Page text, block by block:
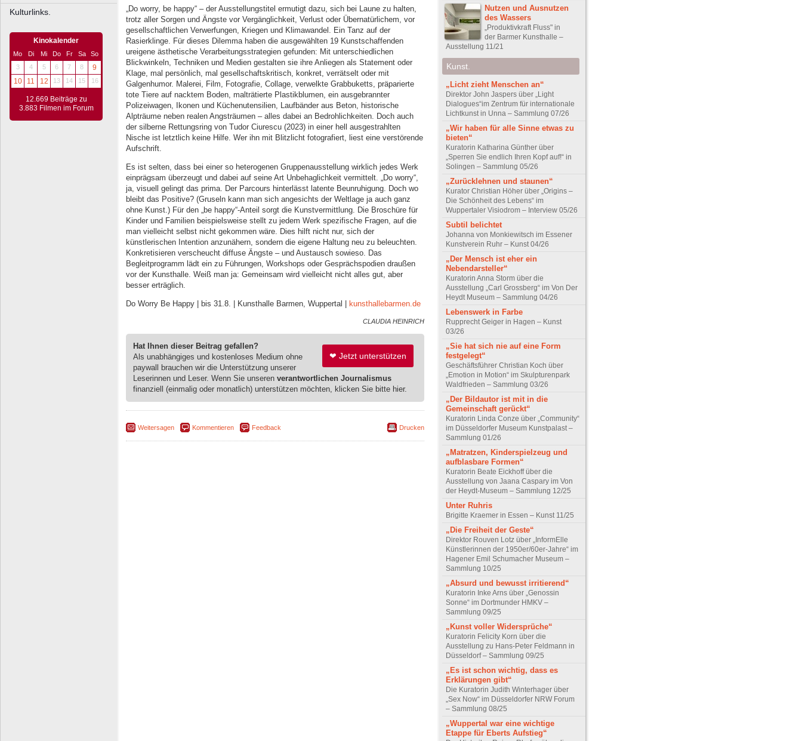
Kulturlinks.
Kinokalender
Mo Di Mi Do Fr Sa
So
3
4 5 6 7 8
9
10
11 12 13 14 15 16
12.669 Beiträge zu
3.883 Filmen im Forum
„Do worry, be happy“ – der Ausstellungstitel ermutigt dazu, sich bei Laune zu halten,
trotz aller Sorgen und Ängste vor Vergänglichkeit, Verlust oder Übernatürlichem, vor
gesellschaftlichen Verwerfungen, Kriegen und Klimawandel. Ein Tanz auf der
Rasierklinge. Für dieses Dilemma haben die ausgewählten 19 Kunstschaffenden
ureigene ästhetische Verarbeitungsstrategien gefunden: Mit unterschiedlichen
Blickwinkeln, Techniken und Medien gestalten sie ihre Anliegen als Statement oder
Klage, mal persönlich, mal gesellschaftskritisch, konkret, verrätselt oder mit
Galgenhumor. Malerei, Film, Fotografie, Collage, verwelkte Grabbuketts, präparierte
tote Tiere auf nacktem Boden, malträtierte Plastikblumen, ein ausgebrannter
Polizeiwagen, Ikonen und Küchenutensilien, Laufbänder aus Beton, historische
Alpträume neben realen Angsträumen – alles dabei an Bedrohlichkeiten. Doch auch
der silberne Rettungsring von Tudor Ciurescu (2023) in einer hell ausgestrahlten
Nische ist letztlich keine Hilfe. Wer ihn mit Blitzlicht fotografiert, liest eine verstörende
Aufschrift.
Es ist selten, dass bei einer so heterogenen Gruppenausstellung wirklich jedes Werk
einprägsam überzeugt und dabei auf seine Art Unbehaglichkeit vermittelt. „Do worry“,
ja, visuell gelingt das prima. Der Parcours hinterlässt latente Beunruhigung. Doch wo
bleibt das Positive? (Gruseln kann man sich angesichts der Weltlage ja auch ganz
ohne Kunst.) Für den „be happy“-Anteil sorgt die Kunstvermittlung. Die Broschüre für
Kinder und Familien beispielsweise stellt zu jedem Werk spezifische Fragen, auf die
man vielleicht selbst nicht gekommen wäre. Dies hilft nicht nur, sich der
künstlerischen Intention anzunähern, sondern die eigene Haltung neu zu beleuchten.
Konkretisieren verscheucht diffuse Ängste – und Austausch sowieso. Das
Begleitprogramm lädt ein zu Führungen, Workshops oder Gesprächspodien draußen
vor der Kunsthalle. Weiß man ja: Gemeinsam wird vielleicht nicht alles gut, aber
besser erträglich.
Do Worry Be Happy | bis 31.8. | Kunsthalle Barmen, Wuppertal | kunsthallebarmen.de
CLAUDIA HEINRICH
❤ Jetzt unterstützen
Hat Ihnen dieser Beitrag gefallen?
Als unabhängiges und kostenloses Medium ohne
paywall brauchen wir die Unterstützung unserer
Leserinnen und Leser. Wenn Sie unseren verantwortlichen Journalismus
finanziell (einmalig oder monatlich) unterstützen möchten, klicken Sie bitte hier.
Weitersagen Kommentieren Feedback Drucken
Nutzen und Ausnutzen
des Wassers
„Produktivkraft Fluss" in
der Barmer Kunsthalle –
Ausstellung 11/21
Kunst.
„Licht zieht Menschen an“
Direktor John Jaspers über „Light
Dialogues“im Zentrum für internationale
Lichtkunst in Unna – Sammlung 07/26
„Wir haben für alle Sinne etwas zu
bieten“
Kuratorin Katharina Günther über
„Sperren Sie endlich Ihren Kopf auf!“ in
Solingen – Sammlung 05/26
„Zurücklehnen und staunen“
Kurator Christian Höher über „Origins –
Die Schönheit des Lebens“ im
Wuppertaler Visiodrom – Interview 05/26
Subtil belichtet
Johanna von Monkiewitsch im Essener
Kunstverein Ruhr – Kunst 04/26
„Der Mensch ist eher ein
Nebendarsteller“
Kuratorin Anna Storm über die
Ausstellung „Carl Grossberg“ im Von Der
Heydt Museum – Sammlung 04/26
Lebenswerk in Farbe
Rupprecht Geiger in Hagen – Kunst
03/26
„Sie hat sich nie auf eine Form
festgelegt“
Geschäftsführer Christian Koch über
„Emotion in Motion“ im Skulpturenpark
Waldfrieden – Sammlung 03/26
„Der Bildautor ist mit in die
Gemeinschaft gerückt“
Kuratorin Linda Conze über „Community“
im Düsseldorfer Museum Kunstpalast –
Sammlung 01/26
„Matratzen, Kinderspielzeug und
aufblasbare Formen“
Kuratorin Beate Eickhoff über die
Ausstellung von Jaana Caspary im Von
der Heydt-Museum – Sammlung 12/25
Unter Ruhris
Brigitte Kraemer in Essen – Kunst 11/25
„Die Freiheit der Geste“
Direktor Rouven Lotz über „InformElle
Künstlerinnen der 1950er/60er-Jahre“ im
Hagener Emil Schumacher Museum –
Sammlung 10/25
„Absurd und bewusst irritierend“
Kuratorin Inke Arns über „Genossin
Sonne“ im Dortmunder HMKV –
Sammlung 09/25
„Kunst voller Widersprüche“
Kuratorin Felicity Korn über die
Ausstellung zu Hans-Peter Feldmann in
Düsseldorf – Sammlung 09/25
„Es ist schon wichtig, dass es
Erklärungen gibt“
Die Kuratorin Judith Winterhager über
„Sex Now“ im Düsseldorfer NRW Forum
– Sammlung 08/25
„Wuppertal war eine wichtige
Etappe für Eberts Aufstieg“